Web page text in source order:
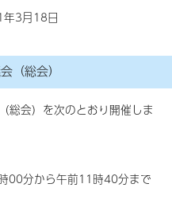
3月18日
（総会）
総会）を次のとおり開催しま
00分から午前11時40分まで